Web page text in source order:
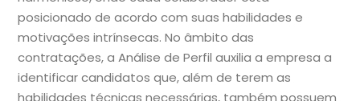
posicionado de acordo com suas habilidades e
motivações intrínsecas. No âmbito das
contratações, a Análise de Perfil auxilia a empresa a
identificar candidatos que, além de terem as